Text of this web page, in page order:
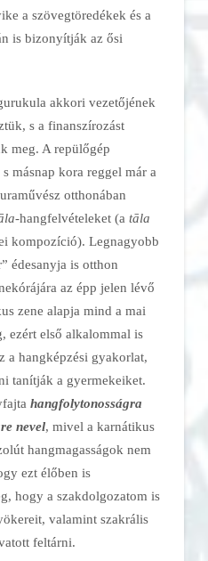
a szövegtöredékek és a
is bizonyítják az ősi
akkori vezetőjének
s a finanszírozást
meg. A repülőgép
másnap kora reggel már a
otthonában
hangfelvételeket (a tāla
kompozíció). Legnagyobb
édesanyja is otthon
az épp jelen lévő
zene alapja mind a mai
ezért első alkalommal is
a hangképzési gyakorlat,
tanítják a gyermekeiket.
hangfolytonosságra
nevel, mivel a karnátikus
hangmagasságok nem
ezt élőben is
hogy a szakdolgozatom is
valamint szakrális
feltárni.